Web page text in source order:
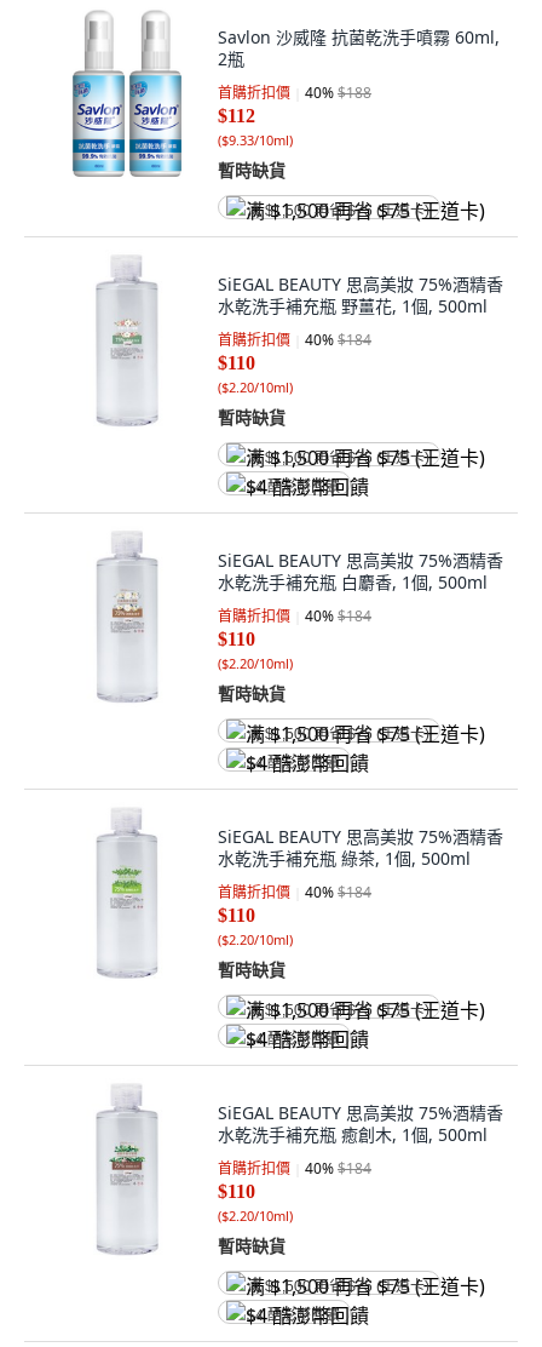
Savlon 沙威隆 抗菌乾洗手噴霧 60ml,
2瓶
首購折扣價 40%$188
$112
($9.33/10ml)
暫時缺貨
满 $1,500 再省 $75 (王道卡)
SiEGAL BEAUTY 思高美妝 75%酒精香
水乾洗手補充瓶 野薑花, 1個, 500ml
首購折扣價 40%$184
$110
($2.20/10ml)
暫時缺貨
满 $1,500 再省 $75 (王道卡)
$4 酷澎幣回饋
SiEGAL BEAUTY 思高美妝 75%酒精香
水乾洗手補充瓶 白麝香, 1個, 500ml
首購折扣價 40%$184
$110
($2.20/10ml)
暫時缺貨
满 $1,500 再省 $75 (王道卡)
$4 酷澎幣回饋
SiEGAL BEAUTY 思高美妝 75%酒精香
水乾洗手補充瓶 綠茶, 1個, 500ml
首購折扣價 40%$184
$110
($2.20/10ml)
暫時缺貨
满 $1,500 再省 $75 (王道卡)
$4 酷澎幣回饋
SiEGAL BEAUTY 思高美妝 75%酒精香
水乾洗手補充瓶 癒創木, 1個, 500ml
首購折扣價 40%$184
$110
($2.20/10ml)
暫時缺貨
满 $1,500 再省 $75 (王道卡)
$4 酷澎幣回饋